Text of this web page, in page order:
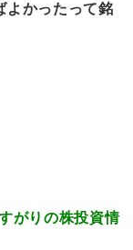
よかったって銘
がりの株投資情